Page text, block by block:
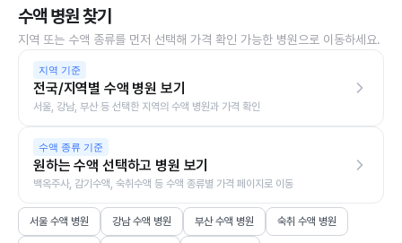
수액 병원 찾기
지역 또는 수액 종류를 먼저 선택해 가격 확인 가능한 병원으로 이동하세요.
지역 기준
전국/지역별 수액 병원 보기
서울, 강남, 부산 등 선택한 지역의 수액 병원과 가격 확인
수액 종류 기준
원하는 수액 선택하고 병원 보기
백옥주사, 감기수액, 숙취수액 등 수액 종류별 가격 페이지로 이동
서울 수액 병원 강남 수액 병원 부산 수액 병원 숙취 수액 병원